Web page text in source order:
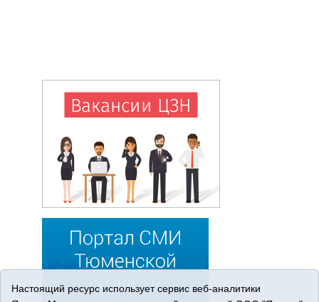
Настоящий ресурс использует сервис веб-аналитики